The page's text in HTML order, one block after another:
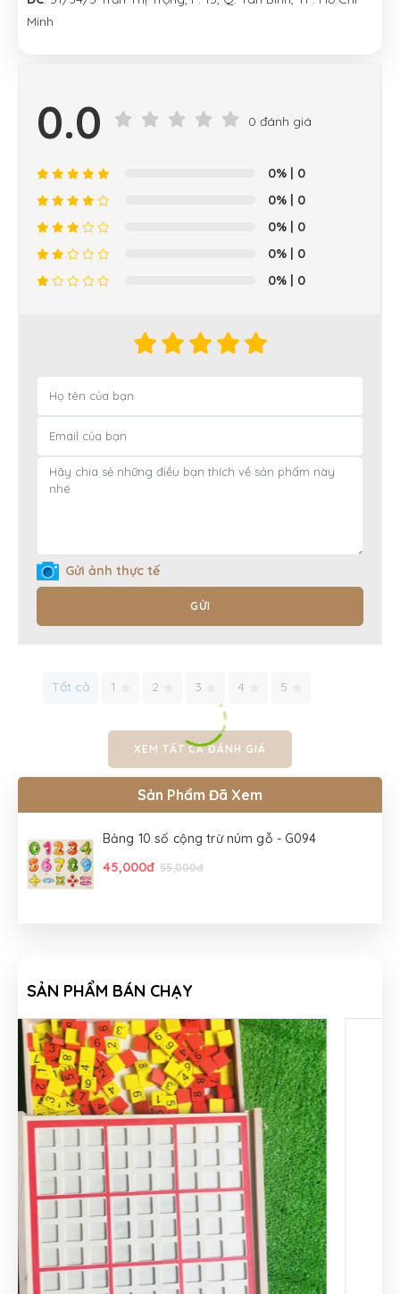
Minh
0.0 0 đánh giá
0% | 0
0% | 0
0% | 0
0% | 0
0% | 0
Gửi ảnh thực tế
GỬI
Tất cả 1 2 3 4 5
XEM TẤT CẢ ĐÁNH GIÁ
Sản Phẩm Đã Xem
Bảng 10 số cộng trừ núm gỗ - G094
45,000đ 55,000đ
SẢN PHẨM BÁN CHẠY